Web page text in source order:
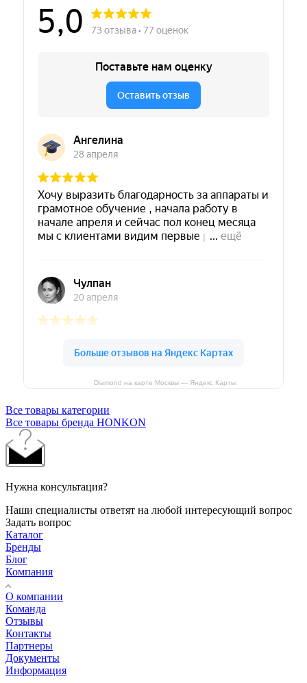
Diamond на карте Москвы — Яндекс Карты
Все товары категории
Все товары бренда HONKON
Нужна консультация?
Наши специалисты ответят на любой интересующий вопрос
Задать вопрос
Каталог
Бренды
Блог
Компания
О компании
Команда
Отзывы
Контакты
Партнеры
Документы
Информация